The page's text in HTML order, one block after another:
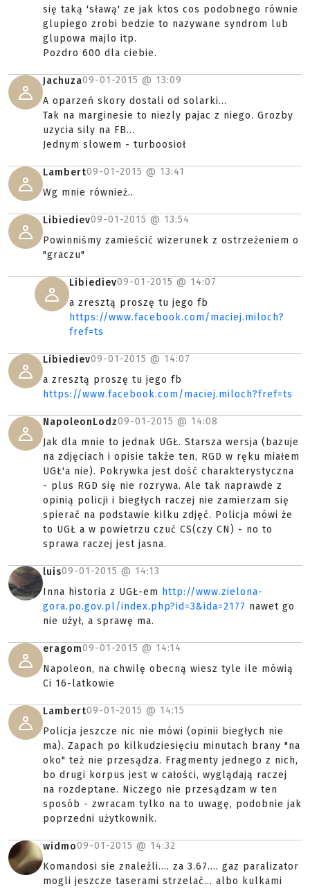
się taką 'sławą' ze jak ktos cos podobnego równie
glupiego zrobi bedzie to nazywane syndrom lub
glupowa majlo itp.
Pozdro 600 dla ciebie.
Jachuza09-01-2015 @ 13:09
A oparzeń skory dostali od solarki...
Tak na marginesie to niezly pajac z niego. Grozby
uzycia sily na FB...
Jednym slowem - turboosioł
Lambert09-01-2015 @ 13:41
Wg mnie również..
Libiediev09-01-2015 @ 13:54
Powinniśmy zamieścić wizerunek z ostrzeżeniem o
"graczu"
Libiediev09-01-2015 @ 14:07
a zresztą proszę tu jego fb
https://www.facebook.com/maciej.miloch?
fref=ts
Libiediev09-01-2015 @ 14:07
a zresztą proszę tu jego fb
https://www.facebook.com/maciej.miloch?fref=ts
NapoleonLodz09-01-2015 @ 14:08
Jak dla mnie to jednak UGŁ. Starsza wersja (bazuje
na zdjęciach i opisie także ten, RGD w ręku miałem
UGŁ'a nie). Pokrywka jest dość charakterystyczna
- plus RGD się nie rozrywa. Ale tak naprawde z
opinią policji i biegłych raczej nie zamierzam się
spierać na podstawie kilku zdjęć. Policja mówi że
to UGŁ a w powietrzu czuć CS(czy CN) - no to
sprawa raczej jest jasna.
luis09-01-2015 @ 14:13
Inna historia z UGŁ-em http://www.zielona-
gora.po.gov.pl/index.php?id=3&ida=2177 nawet go
nie użył, a sprawę ma.
eragom09-01-2015 @ 14:14
Napoleon, na chwilę obecną wiesz tyle ile mówią
Ci 16-latkowie
Lambert09-01-2015 @ 14:15
Policja jeszcze nic nie mówi (opinii biegłych nie
ma). Zapach po kilkudziesięciu minutach brany "na
oko" też nie przesądza. Fragmenty jednego z nich,
bo drugi korpus jest w całości, wyglądają raczej
na rozdeptane. Niczego nie przesądzam w ten
sposób - zwracam tylko na to uwagę, podobnie jak
poprzedni użytkownik.
widmo09-01-2015 @ 14:32
Komandosi sie znaleźli.... za 3.67.... gaz paralizator
mogli jeszcze taserami strzelać... albo kulkami